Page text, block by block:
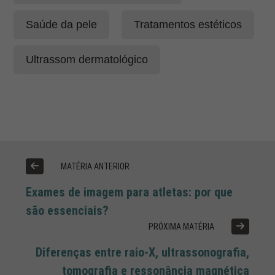
Saúde da pele Tratamentos estéticos
Ultrassom dermatológico
MATÉRIA ANTERIOR
Exames de imagem para atletas: por que
são essenciais?
PRÓXIMA MATÉRIA
Diferenças entre raio-X, ultrassonografia,
tomografia e ressonância magnética